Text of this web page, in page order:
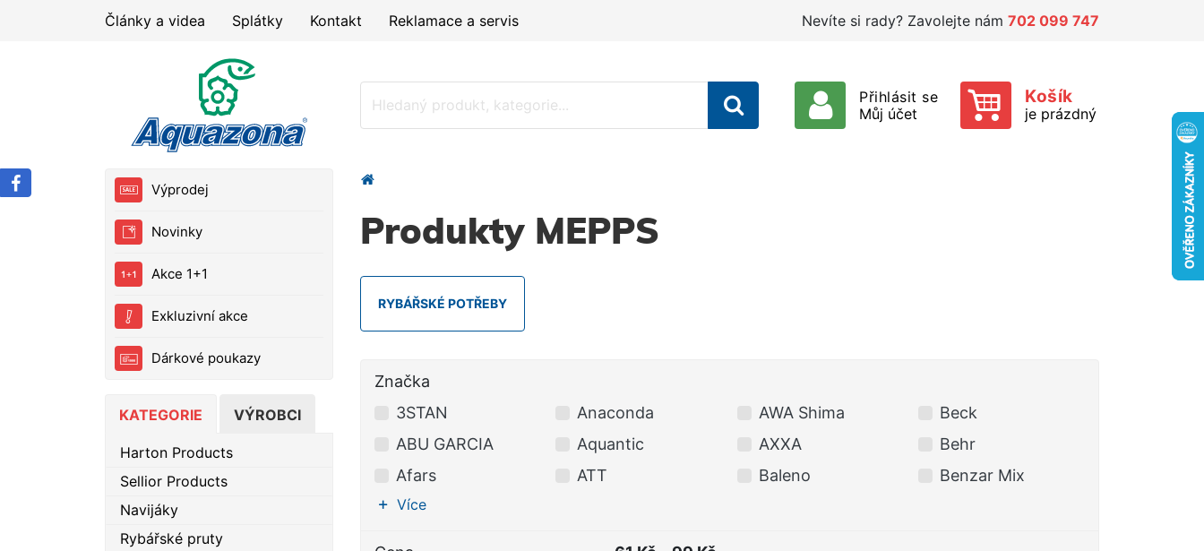
Články a videa Splátky Kontakt Reklamace a servis Nevíte si rady? Zavolejte nám 702 099 747
Přihlásit se
Můj účet
Košík
je prázdný
Výprodej
Novinky
Akce 1+1
Exkluzivní akce
Dárkové poukazy
KATEGORIE VÝROBCI
Harton Products
Sellior Products
Navijáky
Rybářské pruty
Produkty MEPPS
RYBÁŘSKÉ POTŘEBY
Značka
3STAN
ABU GARCIA
Afars
Anaconda
Aquantic
ATT
AWA Shima
AXXA
Baleno
Beck
Behr
Benzar Mix
Více